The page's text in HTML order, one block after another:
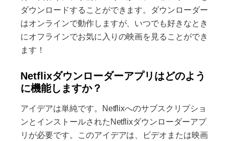
ダウンロードすることができます。ダウンローダー
はオンラインで動作しますが、いつでも好きなとき
にオフラインでお気に入りの映画を見ることができ
ます！
Netflixダウンローダーアプリはどのよう
に機能しますか？
アイデアは単純です。Netflixへのサブスクリプショ
ンとインストールされたNetflixダウンローダーアプ
リが必要です。このアイデアは、ビデオまたは映画